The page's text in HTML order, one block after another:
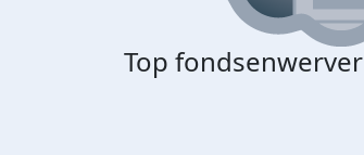
Top fondsenwerver